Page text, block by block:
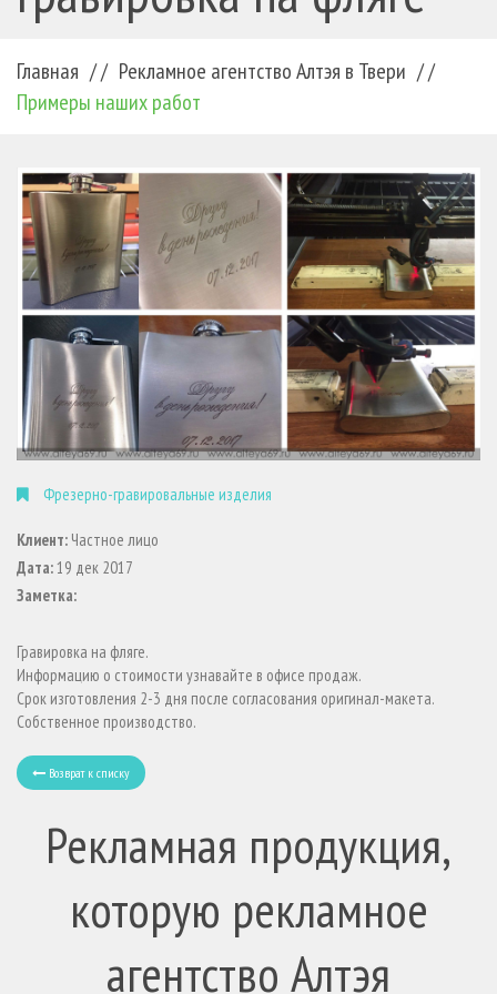
Главная / / Рекламное агентство Алтэя в Твери / /
Примеры наших работ
Фрезерно-гравировальные изделия
Клиент: Частное лицо
Дата:19 дек 2017
Заметка:
Гравировка на фляге.
Информацию о стоимости узнавайте в офисе продаж.
Срок изготовления 2-3 дня после согласования оригинал-макета.
Собственное производство.
Возврат к списку
Рекламная продукция,
которую рекламное
агентство Алтэя